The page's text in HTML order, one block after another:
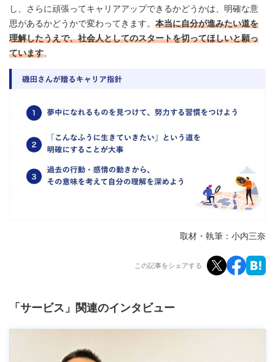
し、さらに頑張ってキャリアアップできるかどうかは、明確な意
思があるかどうかで変わってきます。 本当に自分が進みたい道を
理解したうえで、社会人としてのスタートを切ってほしいと願っ
ています。
取材・執筆：小内三奈
この記事をシェアする
「サービス」関連のインタビュー